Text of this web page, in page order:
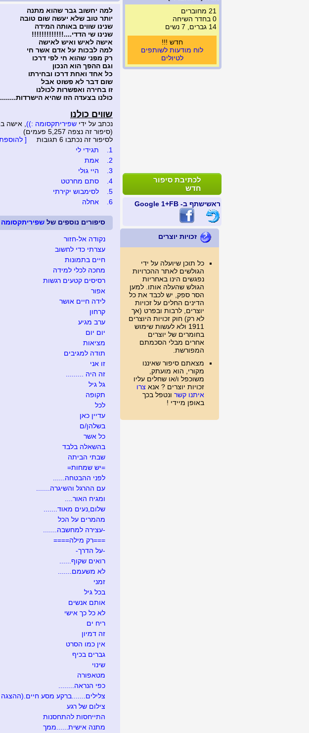
21 מחוברים
0 בחדר השיחה
14 גברים, 7 נשים
חדש !!!
לוח מודעות לשותפים
לטיולים
לכתיבת סיפור
חדש
ראשישתף ב- FB +1 Google
זכויות יוצרים
כל תוכן שיועלה על ידי
הגולשים לאתר ההכרויות
נפגשים הינו באחריות
הגולש שהעלה אותו. למען
הסר ספק, יש לכבד את כל
הדינים החלים על זכויות
יוצרים, לרבות ובפרט (אך
לא רק) חוק זכויות היוצרים
1911 ולא לעשות שימוש
בחומרים של יוצרים
אחרים מבלי הסכמתם
המפורשת.
מצאתם סיפור שאיננו
מקורי, הוא מועתק,
משוכפל ו/או שחלים עליו
זכויות יוצרים ? אנא צרו
איתנו קשר ונטפל בכך
באופן מיידי !
למה יחשוב גבר שהוא מתנה
יותר טוב שלא יעשה שום טובה
שנינו שווים באותה המידה
שנינו שי הדדי....!!!!!!!!!!!!!
אישה לאיש ואיש לאישה
למה לבכות על אדם אשר חי
רק מפני שהוא חי לפי דרכו
וגם ההפך הוא הנכון
כל אחד ואחת דרכו ובחירתו
שום דבר לא פשוט אבל
זו בחירה ואפשרות לכולנו
כולנו בצעדה הזו שהיא הישרדות........
שווים כולנו
נכתב על ידי שפיריתקסומה :)) , אישה בת 76 מחולון, בתאריך
(סיפור זה נצפה 5,257 פעמים)
לסיפור זה נכתבו 6 תגובות
[
1.
תגידי לי
2.
אמת
3.
היי גולי
4.
סתם מחרטט
5.
לסימבוש יקירתי
6.
אחלה
סיפורים נוספים של
נקודה אל-חזור
עצרתי כדי לחשוב
חיים בתמונות
מחכה לכלי למידה
רסיסים קטעים רגשות
אפור
לידה חיים אושר
קרחון
ערב מגיע
יום יום
מציאות
תודה למגיבים
זו אני
זה היה .........
גל גיל
תקופה
לכל
עדיין כאן
בשלהן/ם
כל אשר
בהשאלה בלבד
שבתי הביתה
=יש שמחות=
לפני ההבטחה......
עם ההרגל והשיגרה.......
ומגיח האור....
שלום,נעים מאוד.......
מהמרים על הכל
-עצירה למחשבה.......
===רק מילה====
-על הדרך-
רואים שקוף......
לא משעמם.......
זמני
בכל גיל
אותם אנשים
לא כל כך אישי
ריח ים
זה דמיון
אין כמו הסרט
גברים בכיף
שינוי
מטאפורה
כפי הנראה........
צלילים.......ברקע מסע חיים.(ההצגה
צילום של רגע
התייחסות להתחסנות
מתנה אישית......ממך